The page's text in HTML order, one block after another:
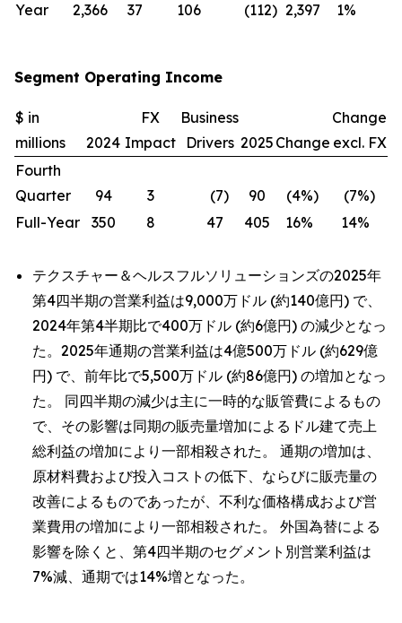
Year
2,366 37 106 (112) 2,397 1%
Segment Operating Income
$ in
millions
2024
FX
Impact
Business
Drivers 2025 Change
Change
excl. FX
Fourth
Quarter
94 3 (7) 90 (4%) (7%)
Full-Year
350 8 47 405 16% 14%
テクスチャー＆ヘルスフルソリューションズの2025年
第4四半期の営業利益は9,000万ドル (約140億円) で、
2024年第4半期比で400万ドル (約6億円) の減少となっ
た。2025年通期の営業利益は4億500万ドル (約629億
円) で、前年比で5,500万ドル (約86億円) の増加となっ
た。 同四半期の減少は主に一時的な販管費によるもの
で、その影響は同期の販売量増加によるドル建て売上
総利益の増加により一部相殺された。 通期の増加は、
原材料費および投入コストの低下、ならびに販売量の
改善によるものであったが、不利な価格構成および営
業費用の増加により一部相殺された。 外国為替による
影響を除くと、第4四半期のセグメント別営業利益は
7%減、通期では14%増となった。